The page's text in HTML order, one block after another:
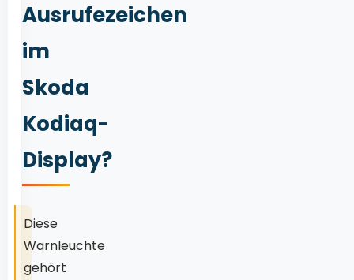
Ausrufezeichen
im
Skoda
Kodiaq-
Display?
Diese
Warnleuchte
gehört